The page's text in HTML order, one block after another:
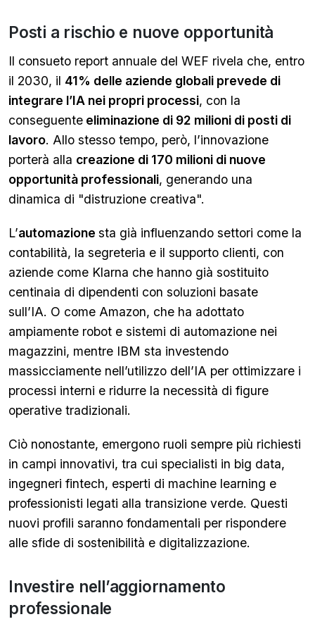
Posti a rischio e nuove opportunità
Il consueto report annuale del WEF rivela che, entro
il 2030, il 41% delle aziende globali prevede di
integrare l’IA nei propri processi, con la
conseguente eliminazione di 92 milioni di posti di
lavoro. Allo stesso tempo, però, l’innovazione
porterà alla creazione di 170 milioni di nuove
opportunità professionali, generando una
dinamica di "distruzione creativa".
L’automazione sta già influenzando settori come la
contabilità, la segreteria e il supporto clienti, con
aziende come Klarna che hanno già sostituito
centinaia di dipendenti con soluzioni basate
sull’IA. O come Amazon, che ha adottato
ampiamente robot e sistemi di automazione nei
magazzini, mentre IBM sta investendo
massicciamente nell’utilizzo dell’IA per ottimizzare i
processi interni e ridurre la necessità di figure
operative tradizionali.
Ciò nonostante, emergono ruoli sempre più richiesti
in campi innovativi, tra cui specialisti in big data,
ingegneri fintech, esperti di machine learning e
professionisti legati alla transizione verde. Questi
nuovi profili saranno fondamentali per rispondere
alle sfide di sostenibilità e digitalizzazione.
Investire nell’aggiornamento
professionale